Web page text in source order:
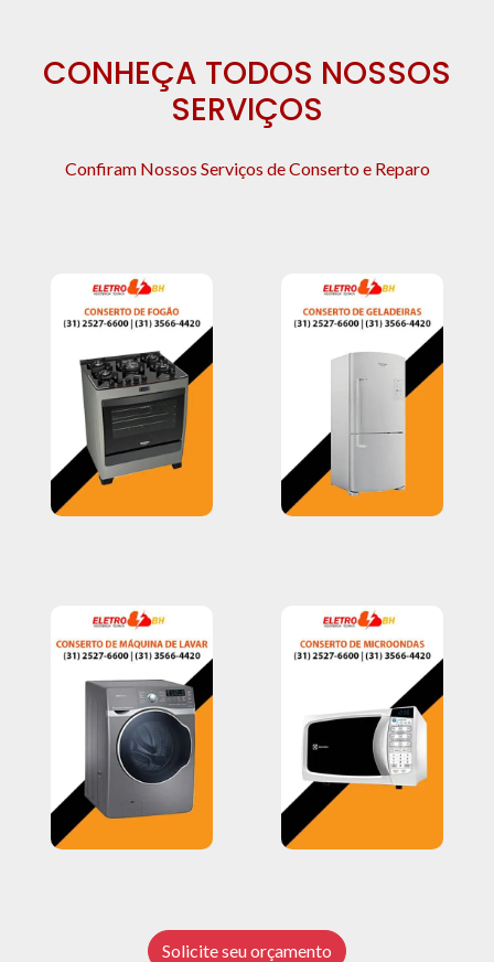
CONHEÇA TODOS NOSSOS
SERVIÇOS
Confiram Nossos Serviços de Conserto e Reparo
Solicite seu orçamento